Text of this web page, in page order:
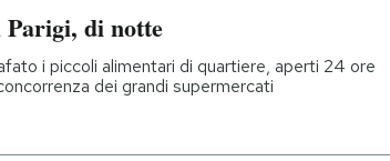
Parigi, di notte
i piccoli alimentari di quartiere, aperti 24 ore
dei grandi supermercati